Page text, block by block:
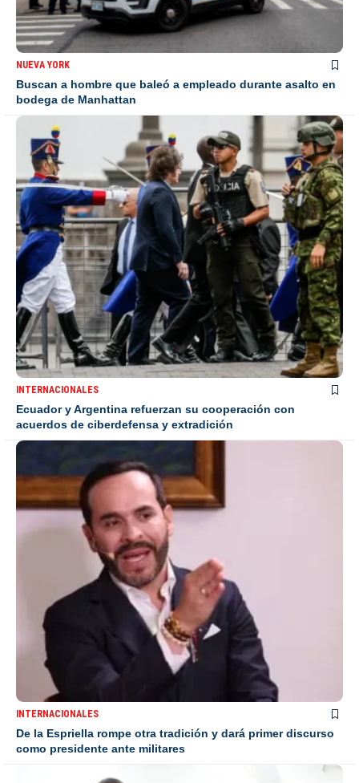
NUEVA YORK
Buscan a hombre que baleó a empleado durante asalto en
bodega de Manhattan
INTERNACIONALES
Ecuador y Argentina refuerzan su cooperación con
acuerdos de ciberdefensa y extradición
INTERNACIONALES
De la Espriella rompe otra tradición y dará primer discurso
como presidente ante militares